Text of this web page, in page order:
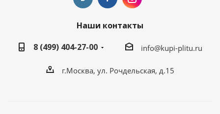
Наши контакты
8 (499) 404-27-00
info@kupi-plitu.ru
г.Москва, ул. Рочдельская, д.15